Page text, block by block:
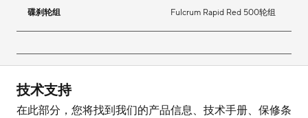
碟刹轮组 Fulcrum Rapid Red 500轮组
技术支持
在此部分，您将找到我们的产品信息、技术手册、保修条